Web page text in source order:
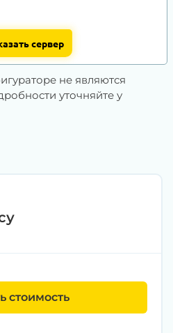
сервер
не являются
уточняйте у
стоимость